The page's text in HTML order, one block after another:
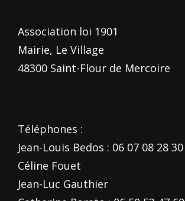
Association loi 1901
Mairie, Le Village
48300 Saint-Flour de Mercoire
Téléphones :
Jean-Louis Bedos : 06 07 08 28 30
Céline Fouet
Jean-Luc Gauthier